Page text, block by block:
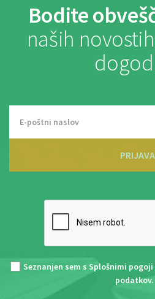
Bodite
naših
PRIJAVA
Seznanjen sem s Splošnimi pogoji
podatkov